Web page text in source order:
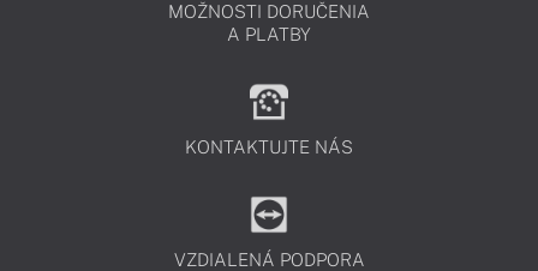
MOŽNOSTI DORUČENIA
A PLATBY
KONTAKTUJTE NÁS
VZDIALENÁ PODPORA